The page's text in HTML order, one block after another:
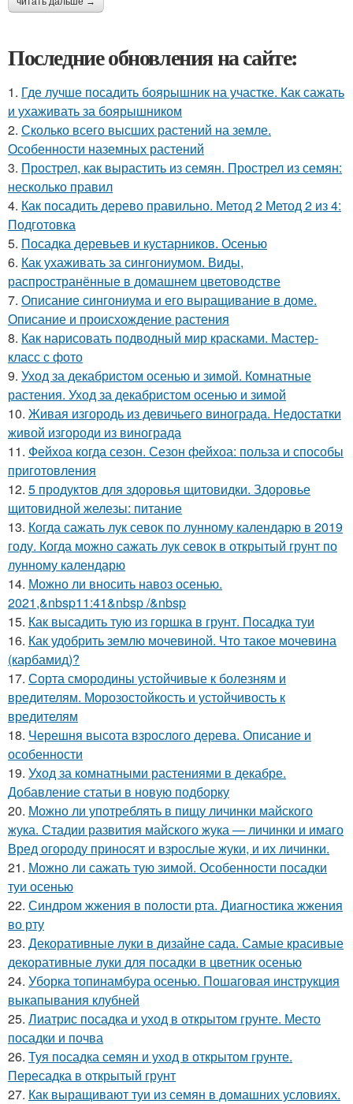
Последние обновления на сайте:
1. Где лучше посадить боярышник на участке. Как сажать
и ухаживать за боярышником
2. Сколько всего высших растений на земле.
Особенности наземных растений
3. Прострел, как вырастить из семян. Прострел из семян:
несколько правил
4. Как посадить дерево правильно. Метод 2 Метод 2 из 4:
Подготовка
5. Посадка деревьев и кустарников. Осенью
6. Как ухаживать за сингониумом. Виды,
распространённые в домашнем цветоводстве
7. Описание сингониума и его выращивание в доме.
Описание и происхождение растения
8. Как нарисовать подводный мир красками. Мастер-
класс с фото
9. Уход за декабристом осенью и зимой. Комнатные
растения. Уход за декабристом осенью и зимой
10. Живая изгородь из девичьего винограда. Недостатки
живой изгороди из винограда
11. Фейхоа когда сезон. Сезон фейхоа: польза и способы
приготовления
12. 5 продуктов для здоровья щитовидки. Здоровье
щитовидной железы: питание
13. Когда сажать лук севок по лунному календарю в 2019
году. Когда можно сажать лук севок в открытый грунт по
лунному календарю
14. Можно ли вносить навоз осенью.
2021,&nbsp11:41&nbsp /&nbsp
15. Как высадить тую из горшка в грунт. Посадка туи
16. Как удобрить землю мочевиной. Что такое мочевина
(карбамид)?
17. Сорта смородины устойчивые к болезням и
вредителям. Морозостойкость и устойчивость к
вредителям
18. Черешня высота взрослого дерева. Описание и
особенности
19. Уход за комнатными растениями в декабре.
Добавление статьи в новую подборку
20. Можно ли употреблять в пищу личинки майского
жука. Стадии развития майского жука — личинки и имаго
Вред огороду приносят и взрослые жуки, и их личинки.
21. Можно ли сажать тую зимой. Особенности посадки
туи осенью
22. Синдром жжения в полости рта. Диагностика жжения
во рту
23. Декоративные луки в дизайне сада. Самые красивые
декоративные луки для посадки в цветник осенью
24. Уборка топинамбура осенью. Пошаговая инструкция
выкапывания клубней
25. Лиатрис посадка и уход в открытом грунте. Место
посадки и почва
26. Туя посадка семян и уход в открытом грунте.
Пересадка в открытый грунт
27. Как выращивают туи из семян в домашних условиях.